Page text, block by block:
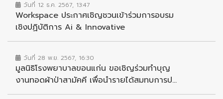
วันที่ 12 ธ.ค. 2567, 13:47
Workspace ประกาศเชิญชวนเข้าร่วมการอบรม
เชิงปฏิบัติการ Ai & Innovative
วันที่ 28 พ.ย. 2567, 16:30
มูลนิธิโรงพยาบาลขอนแก่น ขอเชิญร่วมทำบุญ
งานทอดผ้าป่าสามัคคี เพื่อนำรายได้สมทบการป...